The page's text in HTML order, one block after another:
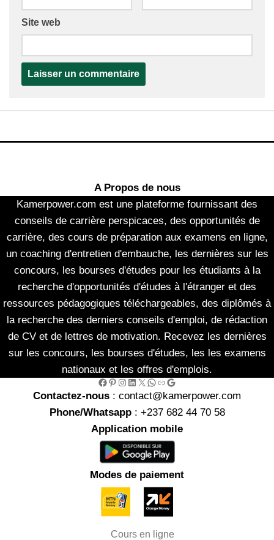
Site web
A Propos de nous
Kamerpower.com est une plateforme fournissant des
conseils de carrière perspicaces, des opportunités de
carrière, des cours de préparation aux examens en ligne,
un coaching d'entretien d'embauche, les dernières sur les
concours, les bourses d'études pour les étudiants à la
recherche d'opportunités d'études à l'étranger et des
ressources pédagogiques téléchargeables, des diplômés à
la recherche des derniers conseils d'emploi, de rédaction
de CV et de lettres de motivation. Recevez les dernières
sur les concours, les bourses d'études, les les examens
nationaux et les offres d'emplois.
Facebook Pinterest Instagram LinkedIn X WhatsApp Link Google
Contactez-nous : contact@kamerpower.com
Phone/Whatsapp: +237 682 44 70 58
Application mobile
Modes de paiement
Cours en ligne